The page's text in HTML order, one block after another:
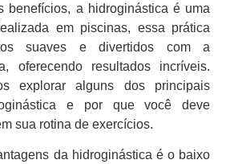
benefícios, a hidroginástica é uma
em piscinas, essa prática
suaves e divertidos com a
oferecendo resultados incríveis.
explorar alguns dos principais
e por que você deve
sua rotina de exercícios.
da hidroginástica é o baixo